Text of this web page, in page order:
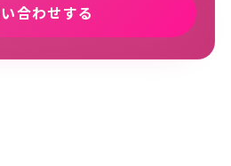
合わせする